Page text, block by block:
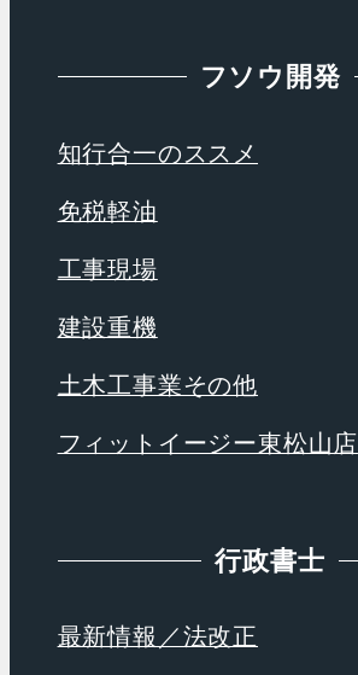
フソウ開発
知行合一のススメ
免税軽油
工事現場
建設重機
土木工事業その他
フィットイージー東松山店
行政書士
最新情報／法改正